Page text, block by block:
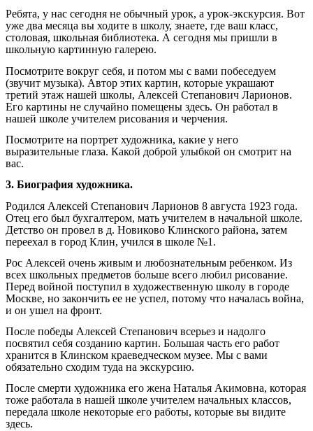
Ребята, у нас сегодня не обычный урок, а урок-экскурсия. Вот
уже два месяца вы ходите в школу, знаете, где ваш класс,
столовая, школьная библиотека. А сегодня мы пришли в
школьную картинную галерею.
Посмотрите вокруг себя, и потом мы с вами побеседуем
(звучит музыка). Автор этих картин, которые украшают
третий этаж нашей школы, Алексей Степанович Ларионов.
Его картины не случайно помещены здесь. Он работал в
нашей школе учителем рисования и черчения.
Посмотрите на портрет художника, какие у него
выразительные глаза. Какой доброй улыбкой он смотрит на
вас.
3. Биография художника.
Родился Алексей Степанович Ларионов 8 августа 1923 года.
Отец его был бухгалтером, мать учителем в начальной школе.
Детство он провел в д. Новиково Клинского района, затем
переехал в город Клин, учился в школе №1.
Рос Алексей очень живым и любознательным ребенком. Из
всех школьных предметов больше всего любил рисование.
Перед войной поступил в художественную школу в городе
Москве, но закончить ее не успел, потому что началась война,
и он ушел на фронт.
После победы Алексей Степанович всерьез и надолго
посвятил себя созданию картин. Большая часть его работ
хранится в Клинском краеведческом музее. Мы с вами
обязательно сходим туда на экскурсию.
После смерти художника его жена Наталья Акимовна, которая
тоже работала в нашей школе учителем начальных классов,
передала школе некоторые его работы, которые вы видите
здесь.